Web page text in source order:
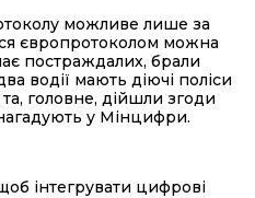
можливе лише за
європротоколом можна
постраждалих, брали
водії мають діючі поліси
головне, дійшли згоди
у Мінцифри.
інтегрувати цифрові